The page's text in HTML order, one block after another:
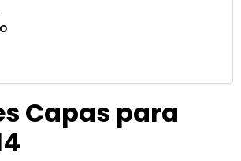
Capas para